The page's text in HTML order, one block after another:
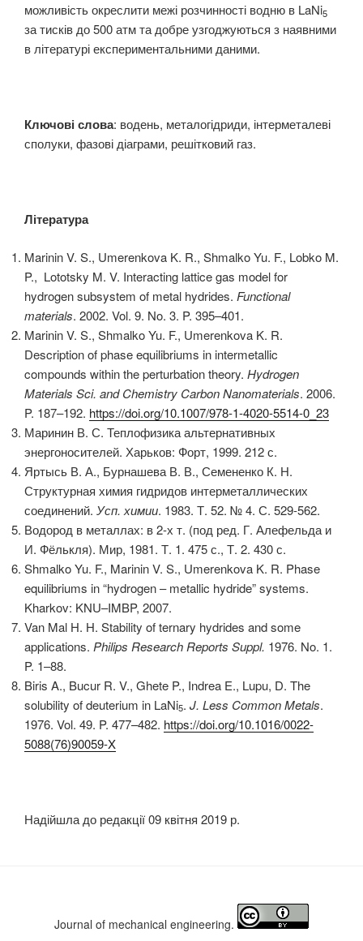
можливість окреслити межі розчинності водню в LaNi5
за тисків до 500 атм та добре узгоджуються з наявними
в літературі експериментальними даними.
Ключові слова: водень, металогідриди, інтерметалеві
сполуки, фазові діаграми, решітковий газ.
Література
Marinin V. S., Umerenkova K. R., Shmalko Yu. F., Lobko M.
P., Lototsky M. V. Interacting lattice gas model for
hydrogen subsystem of metal hydrides. Functional
materials. 2002. Vol. 9. No. 3. P. 395–401.
Marinin V. S., Shmalko Yu. F., Umerenkova K. R.
Description of phase equilibriums in intermetallic
compounds within the perturbation theory. Hydrogen
Materials Sci. and Chemistry Carbon Nanomaterials. 2006.
P. 187–192. https://doi.org/10.1007/978-1-4020-5514-0_23
Маринин В. С. Теплофизика альтернативных
энергоносителей. Харьков: Форт, 1999. 212 с.
Яртысь В. А., Бурнашева В. В., Семененко К. Н.
Структурная химия гидридов интерметаллических
соединений. Усп. химии. 1983. Т. 52. № 4. С. 529-562.
Водород в металлах: в 2-х т. (под ред. Г. Алефельда и
И. Фёлькля). Мир, 1981. Т. 1. 475 с., Т. 2. 430 с.
Shmalko Yu. F., Marinin V. S., Umerenkova K. R. Phase
equilibriums in “hydrogen – metallic hydride” systems.
Kharkov: KNU–IMBP, 2007.
Van Mal H. H. Stability of ternary hydrides and some
applications. Philips Research Reports Suppl. 1976. No. 1.
P. 1–88.
Biris A., Bucur R. V., Ghete P., Indrea E., Lupu, D. The
solubility of deuterium in LaNi5. J. Less Common Metals.
1976. Vol. 49. P. 477–482. https://doi.org/10.1016/0022-
5088(76)90059-X
Надійшла до редакції 09 квітня 2019 р.
Journal of mechanical engineering.